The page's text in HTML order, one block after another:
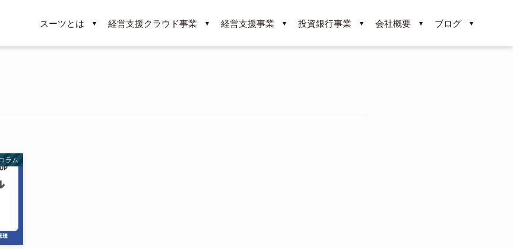
スーツとは 経営支援クラウド事業 経営支援事業 投資銀行事業 会社概要 ブログ
ラム